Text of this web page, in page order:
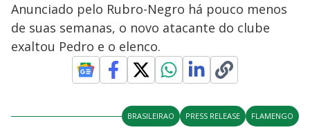
Anunciado pelo Rubro-Negro há pouco menos
de suas semanas, o novo atacante do clube
exaltou Pedro e o elenco.
BRASILEIRAO PRESS RELEASE FLAMENGO